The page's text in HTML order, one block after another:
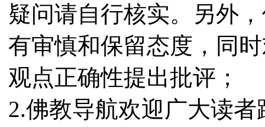
疑问请自行核实。另外
有审慎和保留态度，同
观点正确性提出批评；
2.佛教导航欢迎广大读